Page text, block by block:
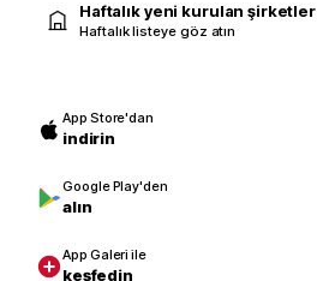
Haftalık yeni kurulan şirketler
Haftalık listeye göz atın
App Store'dan
indirin
Google Play'den
alın
App Galeri ile
keşfedin